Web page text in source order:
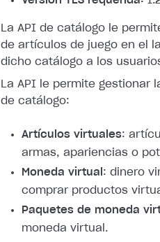
La API de catálogo le
de artículos de juego en el
dicho catálogo a los
La API le permite gestionar
de catálogo:
Artículos virtuales:
armas, apariencias o
Moneda virtual : dinero
comprar productos
Paquetes de moneda
moneda virtual.